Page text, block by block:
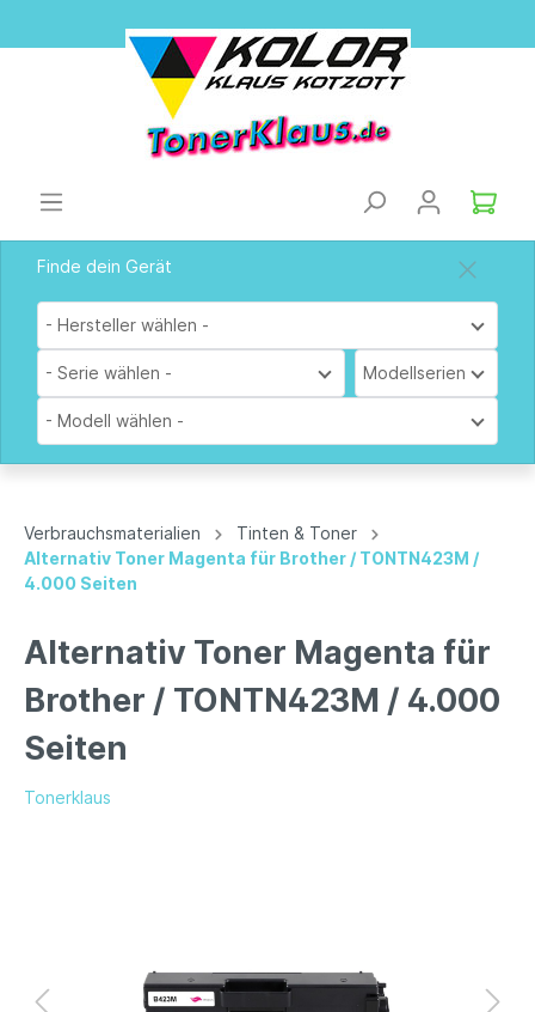
Finde dein Gerät
- Hersteller wählen -
- Serie wählen - Modellserien
- Modell wählen -
Verbrauchsmaterialien
Tinten & Toner
Alternativ Toner Magenta für Brother / TONTN423M /
4.000 Seiten
Alternativ Toner Magenta für
Brother / TONTN423M / 4.000
Seiten
Tonerklaus